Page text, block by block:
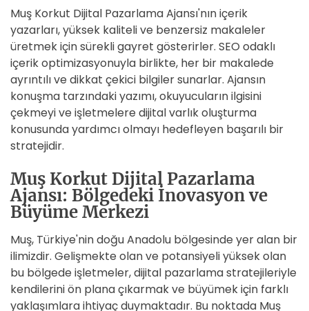
Muş Korkut Dijital Pazarlama Ajansı'nın içerik
yazarları, yüksek kaliteli ve benzersiz makaleler
üretmek için sürekli gayret gösterirler. SEO odaklı
içerik optimizasyonuyla birlikte, her bir makalede
ayrıntılı ve dikkat çekici bilgiler sunarlar. Ajansın
konuşma tarzındaki yazımı, okuyucuların ilgisini
çekmeyi ve işletmelere dijital varlık oluşturma
konusunda yardımcı olmayı hedefleyen başarılı bir
stratejidir.
Muş Korkut Dijital Pazarlama
Ajansı: Bölgedeki İnovasyon ve
Büyüme Merkezi
Muş, Türkiye'nin doğu Anadolu bölgesinde yer alan bir
ilimizdir. Gelişmekte olan ve potansiyeli yüksek olan
bu bölgede işletmeler, dijital pazarlama stratejileriyle
kendilerini ön plana çıkarmak ve büyümek için farklı
yaklaşımlara ihtiyaç duymaktadır. Bu noktada Muş